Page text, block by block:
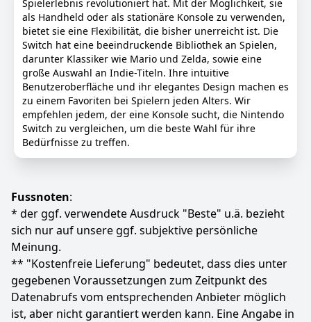
Farbe Hersteller Gewicht
Weiss Nintendo 420 g
29900 €
Anzeigen
Anzeigen
Spielerlebnis revolutioniert hat. Mit der Möglichkeit, sie
als Handheld oder als stationäre Konsole zu verwenden,
bietet sie eine Flexibilität, die bisher unerreicht ist. Die
Switch hat eine beeindruckende Bibliothek an Spielen,
darunter Klassiker wie Mario und Zelda, sowie eine
große Auswahl an Indie-Titeln. Ihre intuitive
Benutzeroberfläche und ihr elegantes Design machen es
zu einem Favoriten bei Spielern jeden Alters. Wir
empfehlen jedem, der eine Konsole sucht, die Nintendo
Switch zu vergleichen, um die beste Wahl für ihre
Bedürfnisse zu treffen.
Fussnoten:
* der ggf. verwendete Ausdruck "Beste" u.ä. bezieht
sich nur auf unsere ggf. subjektive persönliche
Meinung.
** "Kostenfreie Lieferung" bedeutet, dass dies unter
gegebenen Voraussetzungen zum Zeitpunkt des
Datenabrufs vom entsprechenden Anbieter möglich
ist, aber nicht garantiert werden kann. Eine Angabe in